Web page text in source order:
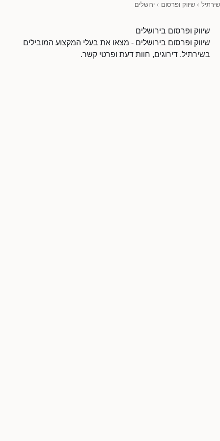
שירתיל › שיווק ופרסום › ירושלים
שיווק ופרסום בירושלים
שיווק ופרסום בירושלים - מצאו את בעלי המקצוע המובילים
בשירתיל. דירוגים, חוות דעת ופרטי קשר.